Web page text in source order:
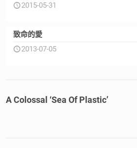
2015-05-31
致命的愛
2013-07-05
A Colossal ‘Sea Of Plastic’